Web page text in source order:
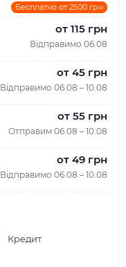
Бесплатно от 2500 грн
от 115 грн
Відправимо 06.08
от 45 грн
Відправимо 06.08 – 10.08
от 55 грн
Отправим 06.08 – 10.08
от 49 грн
Відправимо 06.08 – 10.08
Кредит